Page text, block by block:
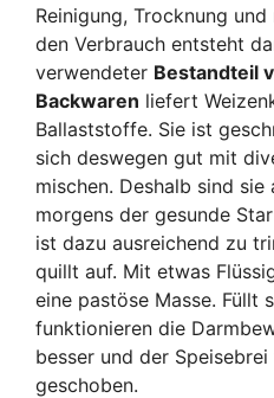
Reinigung, Trocknung
den Verbrauch entsteht
verwendeter Bestandteil
Backwaren liefert
Ballaststoffe. Sie ist
sich deswegen gut mit
mischen. Deshalb sind
morgens der gesunde
ist dazu ausreichend zu
quillt auf. Mit etwas
eine pastöse Masse. Füllt
funktionieren die
besser und der
geschoben.